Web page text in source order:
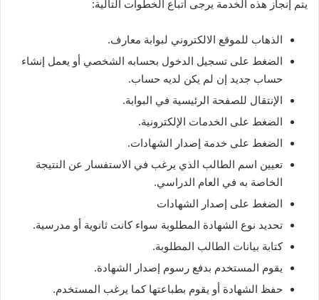
يتم إنجاز هذه الخدمة يرجى اتباع الخطوات التالية:
الذهاب للموقع الالكتروني لبوابة معارف.
الضغط على تسجيل الدخول بحسابه الشخصي أو يعمل إنشاء
حساب جديد إن لم يكن لديه حساب.
الإنتقال للصفحة الرئيسية في البوابة.
الضغط على الخدمات الإلكترونية.
الضغط على خدمة إصدار الشهادات.
تعيين اسم الطالب الذي يرغب في الاستفسار عن النتيجة
الخاصة به في العام الدراسي.
الضغط على إصدار الشهادات
تحديد نوع الشهادة المطلوبة سواء كانت ثانوية أو مدرسية.
كتابة بيانات الطالب المطلوبة.
يقوم المستخدم بدفع رسوم إصدار الشهادة.
حفظ الشهادة أو يقوم بطباعتها كما يرغب المستخدم.